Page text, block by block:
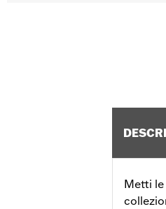
Metti